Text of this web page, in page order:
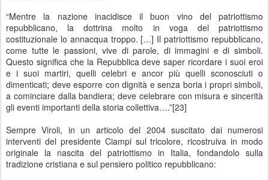
“Mentre la nazione inacidisce il buon vino del patriottismo
repubblicano, la dottrina molto in voga del patriottismo
costituzionale lo annacqua troppo. […] Il patriottismo repubblicano,
come tutte le passioni, vive di parole, di immagini e di simboli.
Questo significa che la Repubblica deve saper ricordare i suoi eroi
e i suoi martiri, quelli celebri e ancor più quelli sconosciuti o
dimenticati; deve esporre con dignità e senza boria i propri simboli,
a cominciare dalla bandiera; deve celebrare con misura e sincerità
gli eventi importanti della storia collettiva….”[23]
Sempre Viroli, in un articolo del 2004 suscitato dai numerosi
interventi del presidente Ciampi sul tricolore, ricostruiva in modo
originale la nascita del patriottismo in Italia, fondandolo sulla
tradizione cristiana e sul pensiero politico repubblicano: